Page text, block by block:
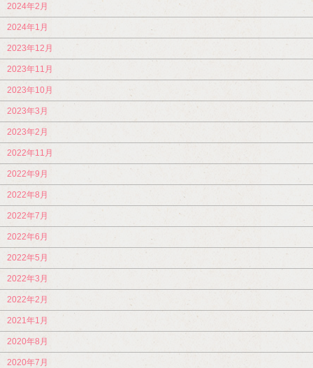
2024年2月
2024年1月
2023年12月
2023年11月
2023年10月
2023年3月
2023年2月
2022年11月
2022年9月
2022年8月
2022年7月
2022年6月
2022年5月
2022年3月
2022年2月
2021年1月
2020年8月
2020年7月